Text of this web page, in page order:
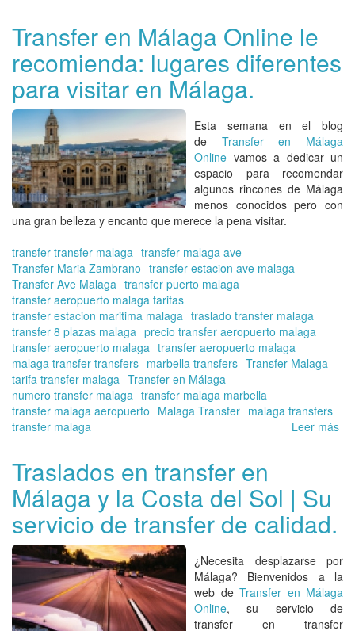
las
en
Transfer en Málaga Online le
recomienda: lugares diferentes
para visitar en Málaga.
Esta semana en el blog
de Transfer en Málaga
Online vamos a dedicar un
espacio para recomendar
algunos rincones de Málaga
menos conocidos pero con
una gran belleza y encanto que merece la pena visitar.
transfer transfer malaga transfer malaga ave
Transfer Maria Zambrano transfer estacion ave malaga
Transfer Ave Malaga transfer puerto malaga
transfer aeropuerto malaga tarifas
transfer estacion maritima malaga traslado transfer malaga
transfer 8 plazas malaga precio transfer aeropuerto malaga
transfer aeropuerto malaga transfer aeropuerto malaga
malaga transfer transfers marbella transfers Transfer Malaga
tarifa transfer malaga Transfer en Málaga
numero transfer malaga transfer malaga marbella
transfer malaga aeropuerto Malaga Transfer malaga transfers
transfer malaga
Leer más
en
Traslados en transfer en
Málaga y la Costa del Sol | Su
servicio de transfer de calidad.
¿Necesita desplazarse por
Málaga? Bienvenidos a la
web de Transfer en Málaga
Online, su servicio de
transfer en transfer